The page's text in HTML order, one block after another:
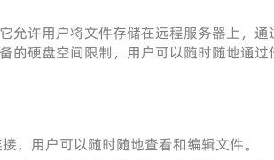
允许用户将文件存储在远程服务器上，
的硬盘空间限制，用户可以随时随地通过
，用户可以随时随地查看和编辑文件。